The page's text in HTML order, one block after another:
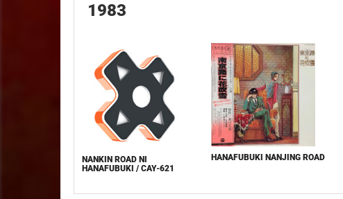
1983
NANKIN ROAD NI
HANAFUBUKI / CAY-621
HANAFUBUKI NANJING ROAD